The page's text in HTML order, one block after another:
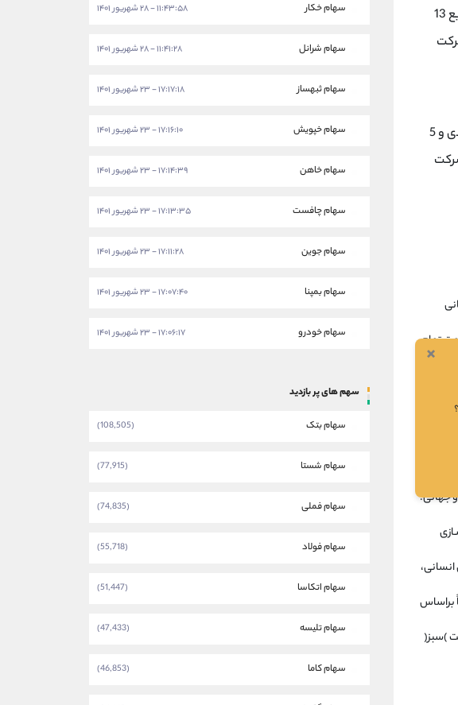
بازار اصلی شرکت مشتمل بر صنعت تولید فرآوردههای لبنی می باشد ، شرکت درسال 1398 در تولید و توزیع 13
مواد اولیه تولید محصولات لبنی متشکل از 87 الی 85 درصد شیر و خامه و 17 الی 15 درصد مواد بسته بندی و 5
دریافتی شرکت
تمام
با
و
جهانی.
براساس
)سبز(
سهام خکار ۱۱:۴۳:۵۸ - ۲۸ شهریور ۱۴۰۱
سهام شرانل ۱۱:۴۱:۲۸ - ۲۸ شهریور ۱۴۰۱
سهام ثبهساز ۱۷:۱۷:۱۸ - ۲۳ شهریور ۱۴۰۱
سهام خپویش ۱۷:۱۶:۱۰ - ۲۳ شهریور ۱۴۰۱
سهام خاهن ۱۷:۱۴:۳۹ - ۲۳ شهریور ۱۴۰۱
سهام چافست ۱۷:۱۳:۳۵ - ۲۳ شهریور ۱۴۰۱
سهام جوین ۱۷:۱۱:۲۸ - ۲۳ شهریور ۱۴۰۱
سهام بمپنا ۱۷:۰۷:۴۰ - ۲۳ شهریور ۱۴۰۱
سهام خودرو ۱۷:۰۶:۱۷ - ۲۳ شهریور ۱۴۰۱
سهم های پر بازدید
سهام بتک (108,505)
سهام شستا (77,915)
سهام فملی (74,835)
سهام فولاد (55,718)
سهام اتکاسا (51,447)
سهام تلیسه (47,433)
سهام کاما (46,853)
×